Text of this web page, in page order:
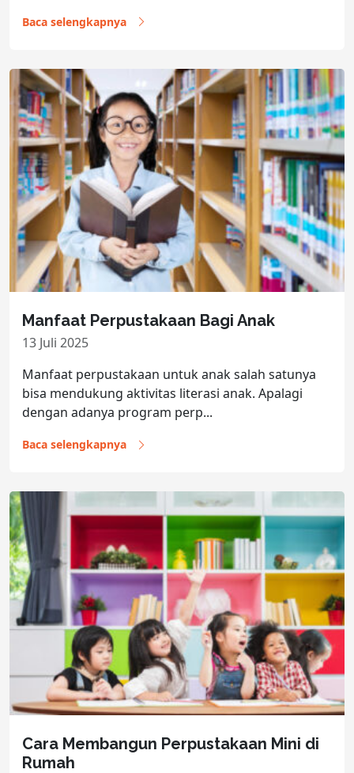
Baca selengkapnya
Manfaat Perpustakaan Bagi Anak
13 Juli 2025
Manfaat perpustakaan untuk anak salah satunya
bisa mendukung aktivitas literasi anak. Apalagi
dengan adanya program perp...
Baca selengkapnya
Cara Membangun Perpustakaan Mini di
Rumah